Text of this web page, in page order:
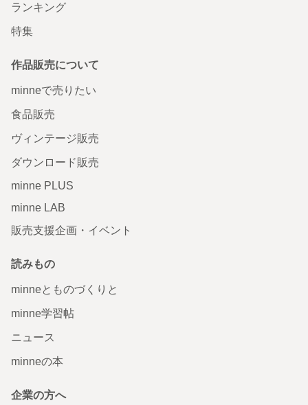
ランキング
特集
作品販売について
minneで売りたい
食品販売
ヴィンテージ販売
ダウンロード販売
minne PLUS
minne LAB
販売支援企画・イベント
読みもの
minneとものづくりと
minne学習帖
ニュース
minneの本
企業の方へ